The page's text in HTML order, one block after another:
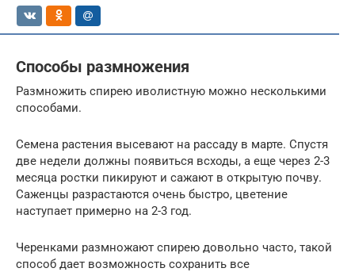
Способы размножения
Размножить спирею иволистную можно несколькими
способами.
Семена растения высевают на рассаду в марте. Спустя
две недели должны появиться всходы, а еще через 2-3
месяца ростки пикируют и сажают в открытую почву.
Саженцы разрастаются очень быстро, цветение
наступает примерно на 2-3 год.
Черенками размножают спирею довольно часто, такой
способ дает возможность сохранить все